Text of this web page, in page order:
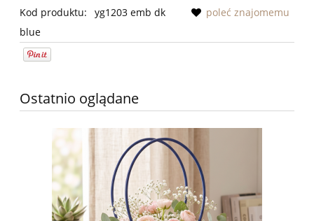
Kod produktu:
yg1203 emb dk
blue
poleć znajomemu
Ostatnio oglądane